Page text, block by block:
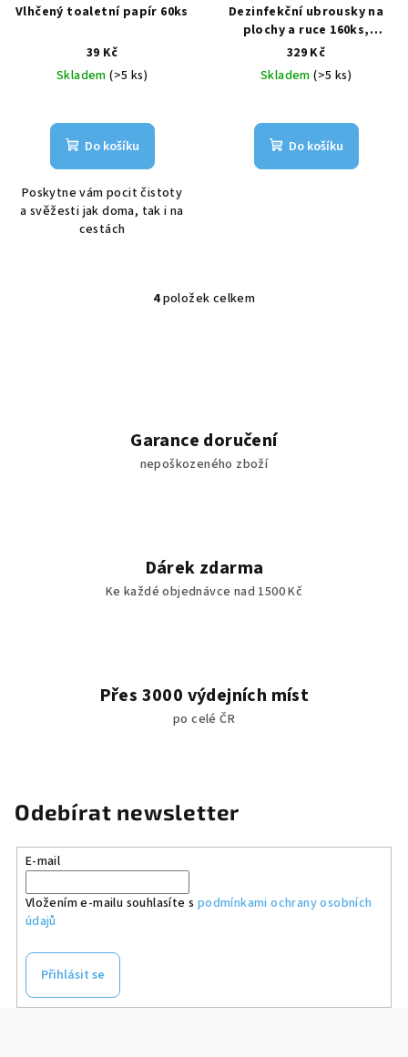
Vlhčený toaletní papír 60ks
39 Kč
Skladem(>5 ks)
Do košíku
Poskytne vám pocit čistoty
a svěžesti jak doma, tak i na
cestách
Dezinfekční ubrousky na
plochy a ruce 160ks,
180x135 mm
329 Kč
Skladem(>5 ks)
Do košíku
O
c
í
p
v
ý
u
4položek celkem
Garance doručení
nepoškozeného zboží
Dárek zdarma
Ke každé objednávce nad 1500 Kč
Přes 3000 výdejních míst
po celé ČR
Odebírat newsletter
E-mail
Vložením e-mailu souhlasíte s podmínkami ochrany osobních
údajů
Přihlásit se